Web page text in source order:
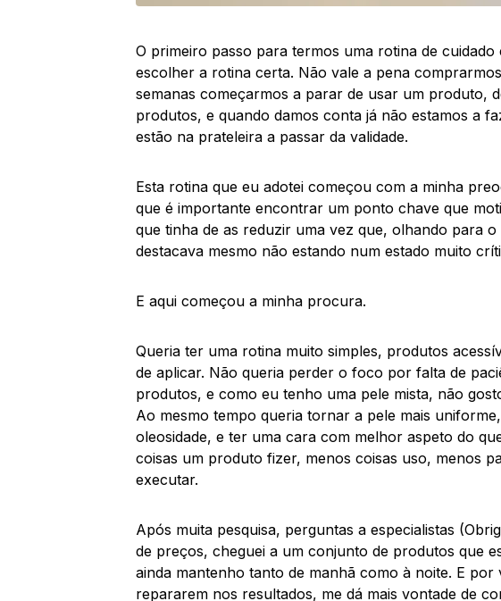
O primeiro passo para termos uma rotina de
escolher a rotina certa. Não vale a pena
semanas começarmos a parar de usar um produto,
produtos, e quando damos conta já não estamos a
estão na prateleira a passar da validade.
Esta rotina que eu adotei começou com a minha
que é importante encontrar um ponto chave que
que tinha de as reduzir uma vez que, olhando para
destacava mesmo não estando num estado muito
E aqui começou a minha procura.
Queria ter uma rotina muito simples, produtos
de aplicar. Não queria perder o foco por falta de
produtos, e como eu tenho uma pele mista, não
Ao mesmo tempo queria tornar a pele mais
oleosidade, e ter uma cara com melhor aspeto do
coisas um produto fizer, menos coisas uso, menos
executar.
Após muita pesquisa, perguntas a especialistas
de preços, cheguei a um conjunto de produtos que
ainda mantenho tanto de manhã como à noite. E por
repararem nos resultados, me dá mais vontade de